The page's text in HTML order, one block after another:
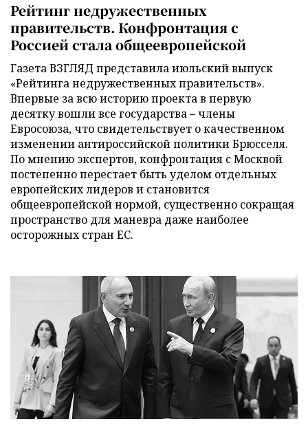
Рейтинг недружественных
правительств. Конфронтация с
Россией стала общеевропейской
Газета ВЗГЛЯД представила июльский выпуск
«Рейтинга недружественных правительств».
Впервые за всю историю проекта в первую
десятку вошли все государства – члены
Евросоюза, что свидетельствует о качественном
изменении антироссийской политики Брюсселя.
По мнению экспертов, конфронтация с Москвой
постепенно перестает быть уделом отдельных
европейских лидеров и становится
общеевропейской нормой, существенно сокращая
пространство для маневра даже наиболее
осторожных стран ЕС.